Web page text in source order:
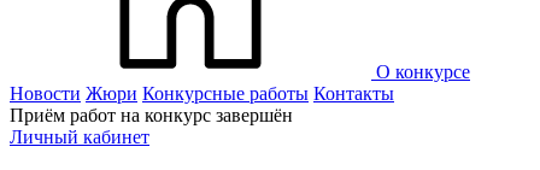
О конкурсе
Новости Жюри Конкурсные работы Контакты
Приём работ на конкурс завершён
Личный кабинет